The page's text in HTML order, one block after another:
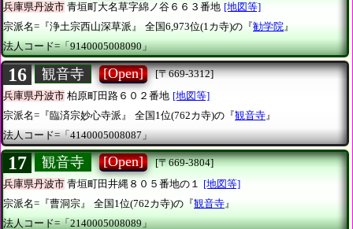
兵庫県丹波市 青垣町大名草字綿ノ谷６６３番地 [地図等]
宗派名=『浄土宗西山深草派』
全国6,973位(1カ寺)の『勧学院』
法人コード=「9140005008090」
16 観音寺 [Open]
[〒669-3312]
兵庫県丹波市 柏原町田路６０２番地 [地図等]
宗派名=『臨済宗妙心寺派』
全国1位(762カ寺)の『観音寺 』
法人コード=「4140005008087」
17 観音寺 [Open]
[〒669-3804]
兵庫県丹波市 青垣町田井縄８０５番地の１
[地図等]
宗派名=『曹洞宗』
全国1位(762カ寺)の『観音寺 』
法人コード=「2140005008089」